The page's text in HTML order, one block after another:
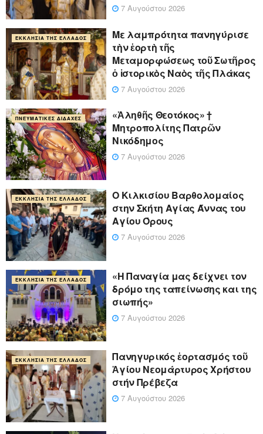
7 Αυγούστου 2026
ΕΚΚΛΗΣΊΑ ΤΗΣ ΕΛΛΆΔΟΣ
Με λαμπρότητα πανηγύρισε
τὴν ἑορτὴ τῆς
Μεταμορφώσεως τοῦ Σωτῆρος
ὁ ἱστορικὸς Ναὸς τῆς Πλάκας
7 Αυγούστου 2026
ΠΝΕΥΜΑΤΙΚΈΣ ΔΙΔΑΧΈΣ
«Ἀληθῆς Θεοτόκος» †
Μητροπολίτης Πατρῶν
Νικόδημος
7 Αυγούστου 2026
ΕΚΚΛΗΣΊΑ ΤΗΣ ΕΛΛΆΔΟΣ
Ο Κιλκισίου Βαρθολομαίος
στην Σκήτη Αγίας Άννας του
Αγίου Όρους
7 Αυγούστου 2026
ΕΚΚΛΗΣΊΑ ΤΗΣ ΕΛΛΆΔΟΣ
«Η Παναγία μας δείχνει τον
δρόμο της ταπείνωσης και της
σιωπής»
7 Αυγούστου 2026
ΕΚΚΛΗΣΊΑ ΤΗΣ ΕΛΛΆΔΟΣ
Πανηγυρικός ἑορτασμός τοῦ
Ἁγίου Νεομάρτυρος Χρήστου
στήν Πρέβεζα
7 Αυγούστου 2026